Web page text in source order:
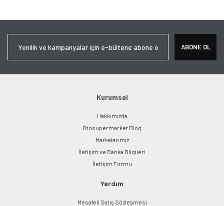
Ürün açıklamasında eksik bilgiler bulunuyor.
Bu ürüne benzer farklı alternatifler olmalı.
Gönder
ABONE OL
Kurumsal
Hakkımızda
Otosupermarket Blog
Markalarımız
İletişim ve Banka Bilgileri
İletişim Formu
Yardım
Mesafeli Satış Sözleşmesi